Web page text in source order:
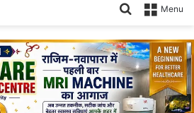
Menu
Search